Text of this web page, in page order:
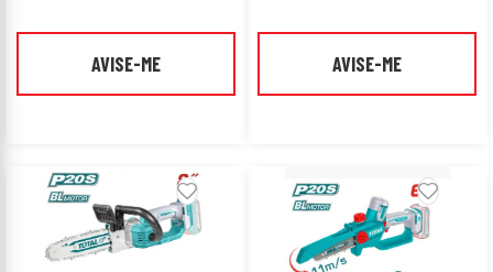
AVISE-ME AVISE-ME